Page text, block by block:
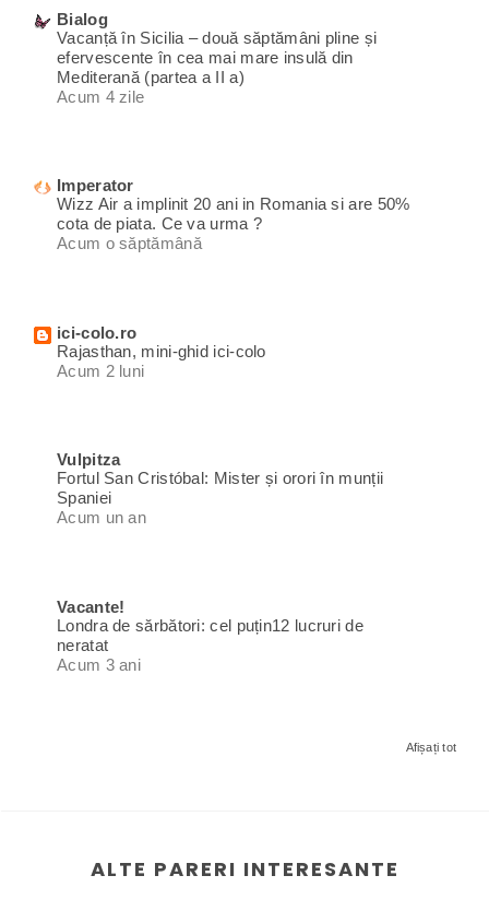
Bialog
Vacanță în Sicilia – două săptămâni pline și
efervescente în cea mai mare insulă din
Mediterană (partea a II a)
Acum 4 zile
Imperator
Wizz Air a implinit 20 ani in Romania si are 50%
cota de piata. Ce va urma ?
Acum o săptămână
ici-colo.ro
Rajasthan, mini-ghid ici-colo
Acum 2 luni
Vulpitza
Fortul San Cristóbal: Mister și orori în munții
Spaniei
Acum un an
Vacante!
Londra de sărbători: cel puțin12 lucruri de
neratat
Acum 3 ani
Afișați tot
ALTE PARERI INTERESANTE